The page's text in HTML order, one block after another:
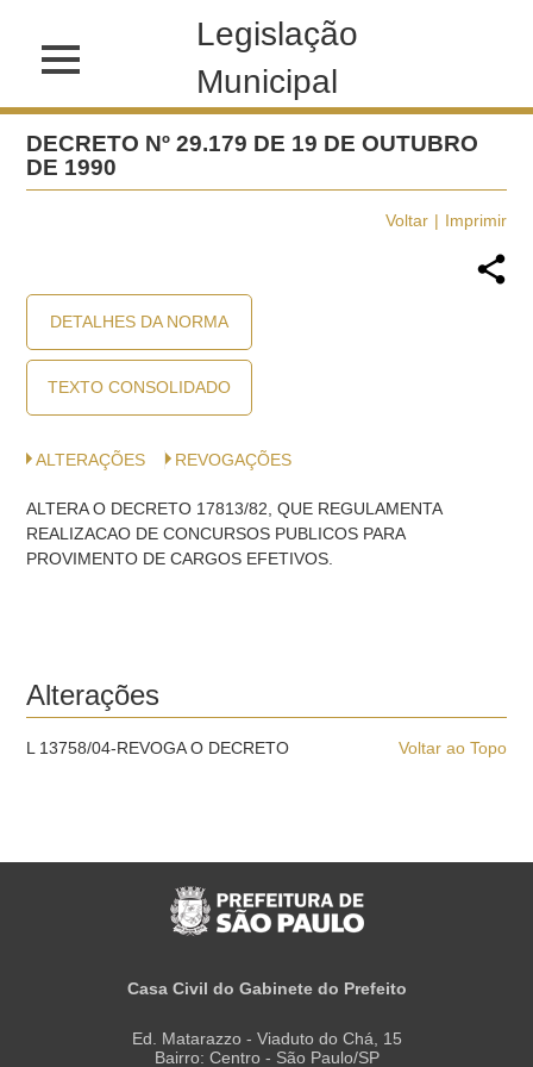
Legislação
Municipal
DECRETO Nº 29.179 DE 19 DE OUTUBRO
DE 1990
Voltar Imprimir
DETALHES DA NORMA
TEXTO CONSOLIDADO
ALTERAÇÕES REVOGAÇÕES
ALTERA O DECRETO 17813/82, QUE REGULAMENTA
REALIZACAO DE CONCURSOS PUBLICOS PARA
PROVIMENTO DE CARGOS EFETIVOS.
Alterações
Voltar ao Topo
L 13758/04-REVOGA O DECRETO
Casa Civil do Gabinete do Prefeito
Ed. Matarazzo - Viaduto do Chá, 15
Bairro: Centro - São Paulo/SP